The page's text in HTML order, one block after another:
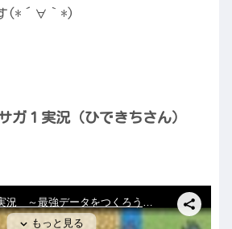
す(*´∀｀*)
ガ１実況（ひできちさん）